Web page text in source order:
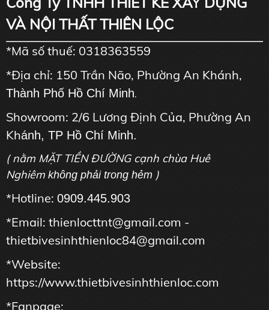
VÀ NỘI THẤT THIÊN LỘC
*Mã số thuế: 0318363559
*Địa chỉ: 150 Trần Não, Phường An Khánh,
Thành Phố Hồ Chí Minh.
Showroom: 2/6 Lương Định Của, Phường An
Khánh, TP Hồ Chí Minh.
( nằm MẶT TIỀN ĐƯỜNG cạnh chùa Huê
Nghiêm không phải trong hẻm )
*Hotline: 0909.445.903
*Email: thienlocttnt@gmail.com -
thietbivesinhthienloc84@gmail.com
*Website:
https://www.thietbivesinhthienloc.com
*Fanpage: